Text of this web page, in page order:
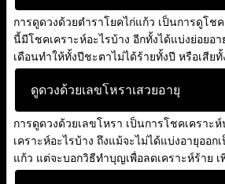
การดูดวงด้วยตำราโยคไก่แก้ว เป็นการดูโช
นี้มีโชคเคราะห์อะไรบ้าง อีกทั้งได้แบ่งย่อยอ
เดือนทำให้ทั้งปีชะตาไม่ได้ร้ายทั้งปี หรือเสียทั้
ดูดวงด้วยเลขโหราเสวยอายุ
การดูดวงด้วยเลขโหรา เป็นการโชคเคราะ
เคราะห์อะไรบ้าง ถึงแม้จะไม่ได้แบ่งอายุออก
แก้ว แต่จะบอกวิธีทำบุญเพื่อลดเคราะห์ร้าย